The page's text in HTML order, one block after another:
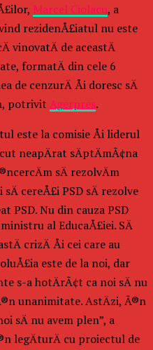
Marcel Ciolacu, a
rezidenÅ£iatul nu este
vinovatÄ de aceastÄ
formatÄ din cele 6
cenzurÄ Åi doresc sÄ
potrivit Agerpres.
este la comisie Åi liderul
neapÄrat sÄptÄmÃ¢na
sÄ rezolvÄm
cereÅ£i PSD sÄ rezolve
PSD. Nu din cauza PSD
al EducaÅ£iei. SÄ
crizÄ Åi cei care au
este de la noi, dar
s-a hotÄrÃ¢t ca noi sÄ nu
unanimitate. AstÄzi, Ã®n
sÄ nu avem plen”, a
legÄturÄ cu proiectul de